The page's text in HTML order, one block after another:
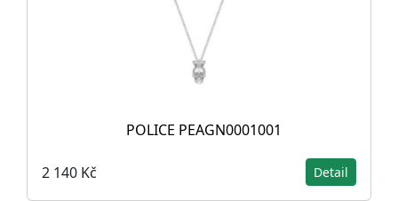
POLICE PEAGN0001001
2 140 Kč Detail